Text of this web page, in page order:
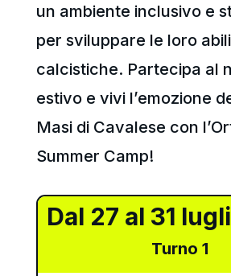
un ambiente inclusivo e
per sviluppare le loro
calcistiche. Partecipa al
estivo e vivi l’emozione
Masi di Cavalese con
Summer Camp!
Dal 27 al 31
Turno 1